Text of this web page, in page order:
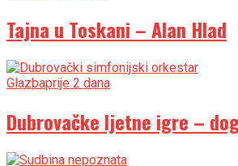
Tajna u Toskani – Alan Hlad
Glazbaprije 2 dana
Dubrovačke ljetne igre –